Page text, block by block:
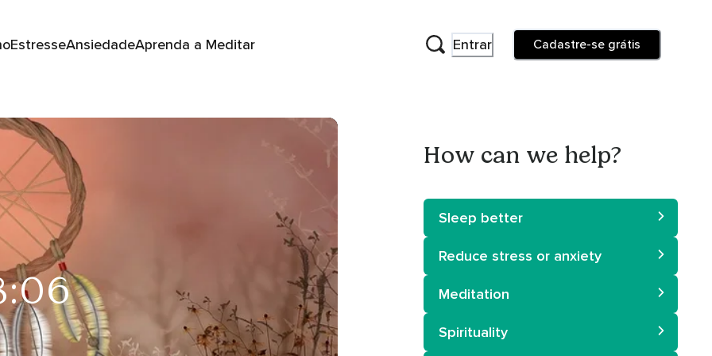
EstresseAnsiedadeAprenda a Meditar Entrar Cadastre-se grátis
How can we help?
Sleep better
Reduce stress or anxiety
Meditation
Spirituality